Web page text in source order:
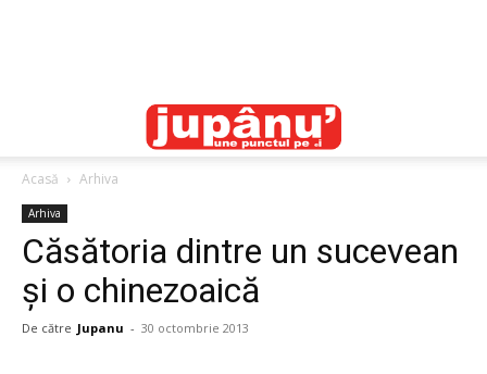
Acasă Arhiva
Arhiva
Căsătoria dintre un sucevean
şi o chinezoaică
De către Jupanu - 30 octombrie 2013